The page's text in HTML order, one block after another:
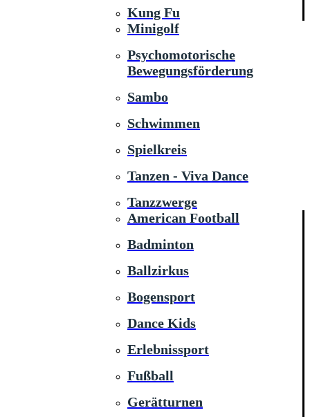
Kung Fu
Minigolf
Psychomotorische
Bewegungsförderung
Sambo
Schwimmen
Spielkreis
Tanzen - Viva Dance
Tanzzwerge
American Football
Badminton
Ballzirkus
Bogensport
Dance Kids
Erlebnissport
Fußball
Gerätturnen